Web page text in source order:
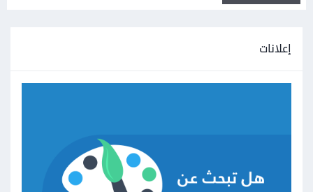
إعلانات